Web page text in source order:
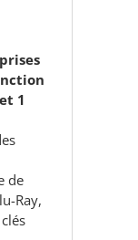
1
de
Ray,